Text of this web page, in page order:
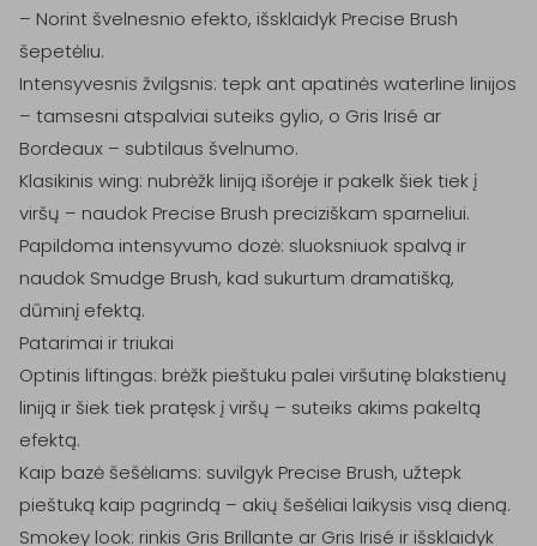
– Norint švelnesnio efekto, išsklaidyk Precise Brush
šepetėliu.
Intensyvesnis žvilgsnis: tepk ant apatinės waterline linijos
– tamsesni atspalviai suteiks gylio, o Gris Irisé ar
Bordeaux – subtilaus švelnumo.
Klasikinis wing: nubrėžk liniją išorėje ir pakelk šiek tiek į
viršų – naudok Precise Brush preciziškam sparneliui.
Papildoma intensyvumo dozė: sluoksniuok spalvą ir
naudok Smudge Brush, kad sukurtum dramatišką,
dūminį efektą.
Patarimai ir triukai
Optinis liftingas: brėžk pieštuku palei viršutinę blakstienų
liniją ir šiek tiek pratęsk į viršų – suteiks akims pakeltą
efektą.
Kaip bazė šešėliams: suvilgyk Precise Brush, užtepk
pieštuką kaip pagrindą – akių šešėliai laikysis visą dieną.
Smokey look: rinkis Gris Brillante ar Gris Irisé ir išsklaidyk